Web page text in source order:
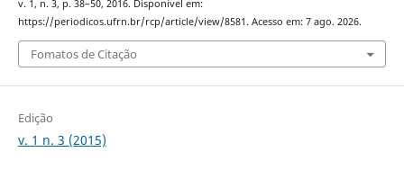
v. 1, n. 3, p. 38–50, 2016. Disponível em:
https://periodicos.ufrn.br/rcp/article/view/8581. Acesso em: 7 ago. 2026.
Fomatos de Citação
Edição
v. 1 n. 3 (2015)